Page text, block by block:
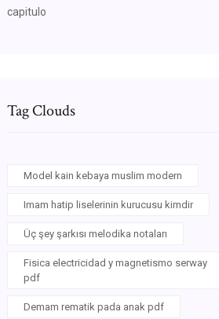
capitulo
Tag Clouds
Model kain kebaya muslim modern
Imam hatip liselerinin kurucusu kimdir
Üç şey şarkısı melodika notaları
Fisica electricidad y magnetismo serway
pdf
Demam rematik pada anak pdf